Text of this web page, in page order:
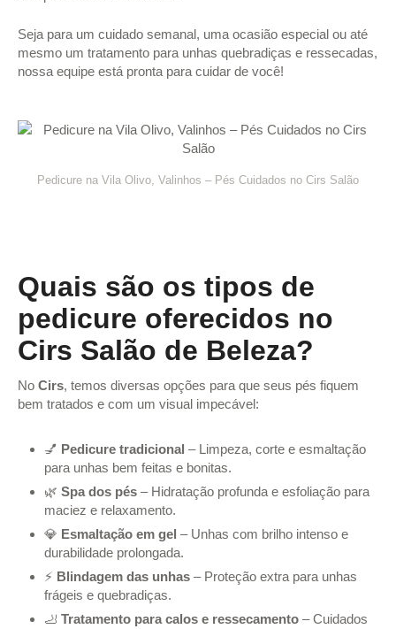
Seja para um cuidado semanal, uma ocasião especial ou até
mesmo um tratamento para unhas quebradiças e ressecadas,
nossa equipe está pronta para cuidar de você!
Pedicure na Vila Olivo, Valinhos – Pés Cuidados no Cirs Salão
Quais são os tipos de
pedicure oferecidos no
Cirs Salão de Beleza?
No Cirs, temos diversas opções para que seus pés fiquem
bem tratados e com um visual impecável:
💅 Pedicure tradicional – Limpeza, corte e esmaltação
para unhas bem feitas e bonitas.
🌿 Spa dos pés – Hidratação profunda e esfoliação para
maciez e relaxamento.
💎 Esmaltação em gel – Unhas com brilho intenso e
durabilidade prolongada.
⚡ Blindagem das unhas – Proteção extra para unhas
frágeis e quebradiças.
🦶 Tratamento para calos e ressecamento – Cuidados